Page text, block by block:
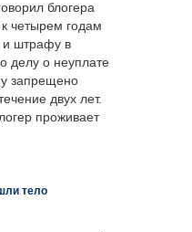
блогера
четырем годам
штрафу в
делу о неуплате
запрещено
двух лет.
проживает
тело